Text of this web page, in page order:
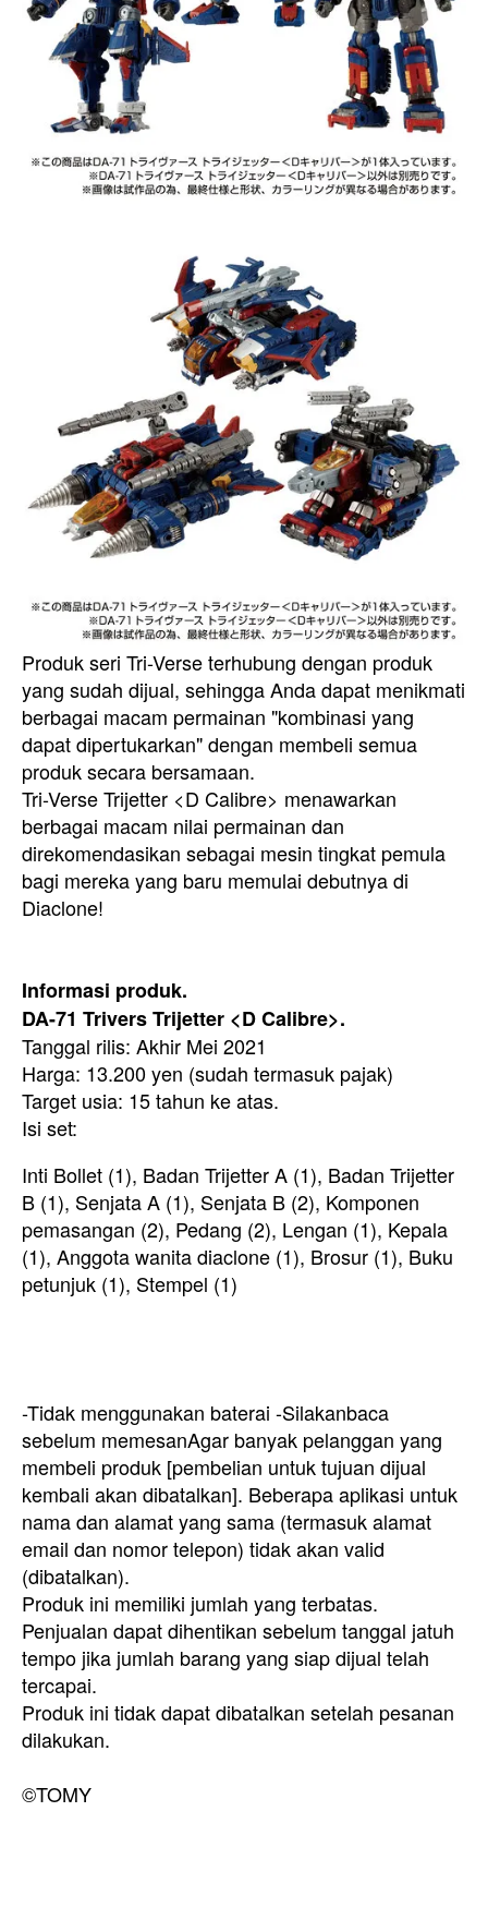
Produk seri Tri-Verse terhubung dengan produk
yang sudah dijual, sehingga Anda dapat menikmati
berbagai macam permainan "kombinasi yang
dapat dipertukarkan" dengan membeli semua
produk secara bersamaan.
Tri-Verse Trijetter <D Calibre> menawarkan
berbagai macam nilai permainan dan
direkomendasikan sebagai mesin tingkat pemula
bagi mereka yang baru memulai debutnya di
Diaclone!
Informasi produk.
DA-71 Trivers Trijetter <D Calibre>.
Tanggal rilis: Akhir Mei 2021
Harga: 13.200 yen (sudah termasuk pajak)
Target usia: 15 tahun ke atas.
Isi set:
Inti Bollet (1), Badan Trijetter A (1), Badan Trijetter
B (1), Senjata A (1), Senjata B (2), Komponen
pemasangan (2), Pedang (2), Lengan (1), Kepala
(1), Anggota wanita diaclone (1), Brosur (1), Buku
petunjuk (1), Stempel (1)
-Tidak menggunakan baterai -Silakanbaca
sebelum memesanAgar banyak pelanggan yang
membeli produk [pembelian untuk tujuan dijual
kembali akan dibatalkan]. Beberapa aplikasi untuk
nama dan alamat yang sama (termasuk alamat
email dan nomor telepon) tidak akan valid
(dibatalkan).
Produk ini memiliki jumlah yang terbatas.
Penjualan dapat dihentikan sebelum tanggal jatuh
tempo jika jumlah barang yang siap dijual telah
tercapai.
Produk ini tidak dapat dibatalkan setelah pesanan
dilakukan.
©TOMY